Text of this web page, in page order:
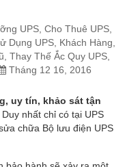
UPS Cho Thuê UPS
Dụng UPS Khách Hàng
Thay Thế Ắc Quy UPS
Tháng 12 16, 2016
uy tín, khảo sát tận
Duy nhất chỉ có tại UPS
chữa Bộ lưu điện UPS